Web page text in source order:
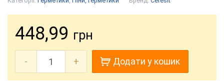
448,99 грн
- + Додати у кошик